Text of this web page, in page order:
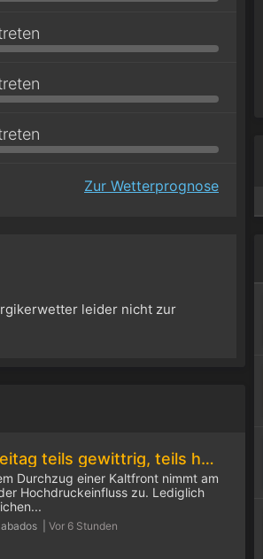
Zur Wetterprognose
leider nicht zur
Am Freitag teils gewittrig, teils heiß
| Vor 6 Stunden
Durchzug einer Kaltfront nimmt am
Hochdruckeinfluss zu. Lediglich